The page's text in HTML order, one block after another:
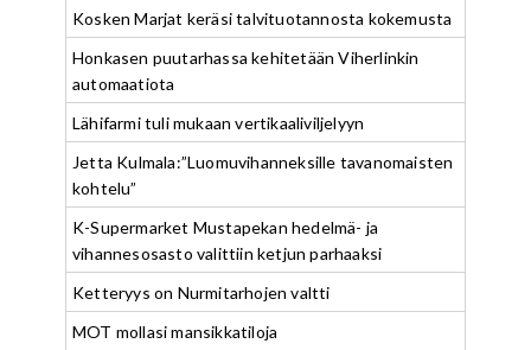
Kosken Marjat keräsi talvituotannosta kokemusta
Honkasen puutarhassa kehitetään Viherlinkin
automaatiota
Lähifarmi tuli mukaan vertikaaliviljelyyn
Jetta Kulmala:”Luomuvihanneksille tavanomaisten
kohtelu”
K-Supermarket Mustapekan hedelmä- ja
vihannesosasto valittiin ketjun parhaaksi
Ketteryys on Nurmitarhojen valtti
MOT mollasi mansikkatiloja